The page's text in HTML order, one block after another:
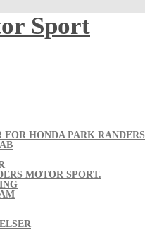
Sport
FOR HONDA PARK RANDERS
MOTOR SPORT.